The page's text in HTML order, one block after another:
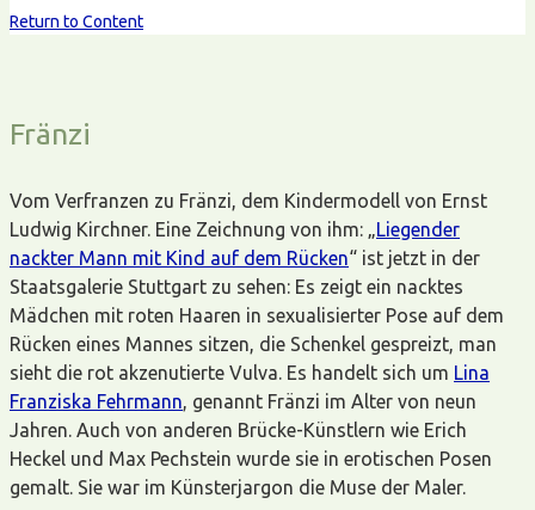
Return to Content
Fränzi
Vom Verfranzen zu Fränzi, dem Kindermodell von Ernst
Ludwig Kirchner. Eine Zeichnung von ihm: „ Liegender
nackter Mann mit Kind auf dem Rücken“ ist jetzt in der
Staatsgalerie Stuttgart zu sehen: Es zeigt ein nacktes
Mädchen mit roten Haaren in sexualisierter Pose auf dem
Rücken eines Mannes sitzen, die Schenkel gespreizt, man
sieht die rot akzenutierte Vulva. Es handelt sich um Lina
Franziska Fehrmann , genannt Fränzi im Alter von neun
Jahren. Auch von anderen Brücke-Künstlern wie Erich
Heckel und Max Pechstein wurde sie in erotischen Posen
gemalt. Sie war im Künsterjargon die Muse der Maler.